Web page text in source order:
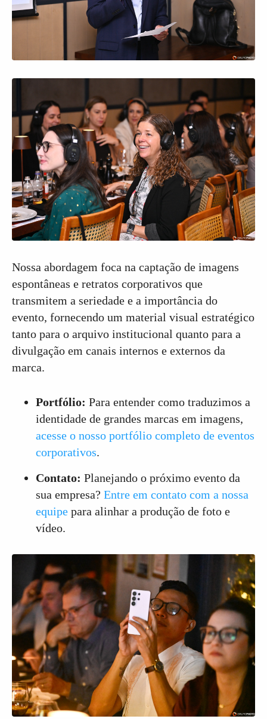
Nossa abordagem foca na captação de imagens
espontâneas e retratos corporativos que
transmitem a seriedade e a importância do
evento, fornecendo um material visual estratégico
tanto para o arquivo institucional quanto para a
divulgação em canais internos e externos da
marca.
Portfólio: Para entender como traduzimos a
identidade de grandes marcas em imagens,
acesse o nosso portfólio completo de eventos
corporativos.
Contato: Planejando o próximo evento da
sua empresa? Entre em contato com a nossa
equipe para alinhar a produção de foto e
vídeo.